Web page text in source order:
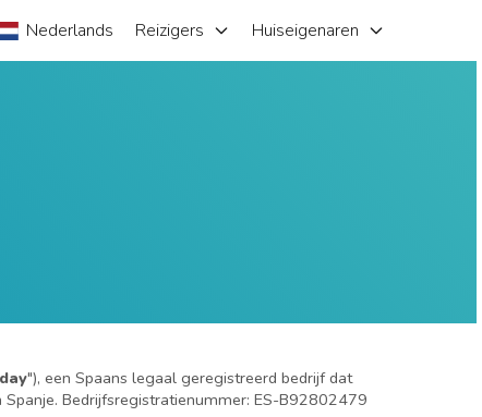
Nederlands Reizigers Huiseigenaren
"), een Spaans legaal geregistreerd bedrijf dat
Bedrijfsregistratienummer: ES-B92802479